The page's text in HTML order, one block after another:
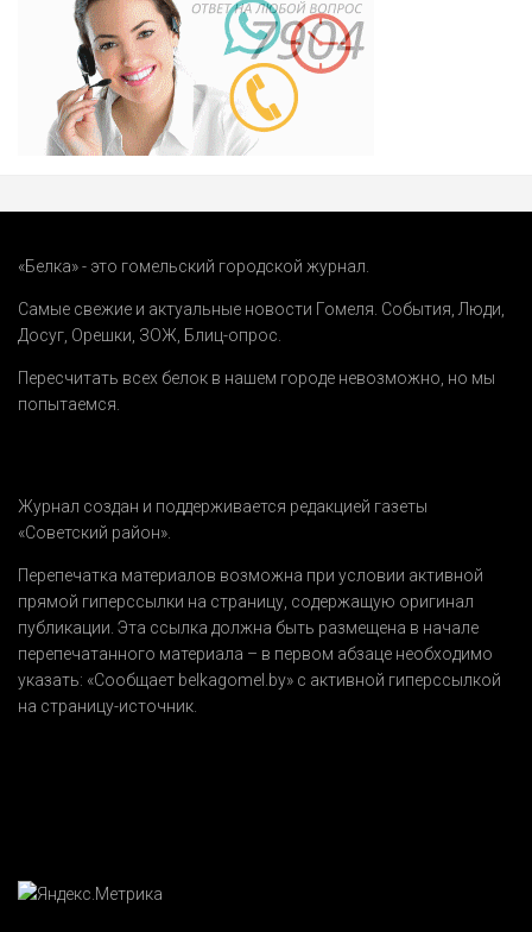
«Белка» - это гомельский городской журнал.
Самые свежие и актуальные новости Гомеля. События,Люди,
Досуг, Орешки, ЗОЖ, Блиц-опрос.
Пересчитать всех белок в нашем городе невозможно, но мы
попытаемся.
Журнал создан и поддерживается редакцией газеты
«Советский район».
Перепечатка материалов возможна при условии активной
прямой гиперссылки на страницу, содержащую оригинал
публикации. Эта ссылка должна быть размещена в начале
перепечатанного материала – в первом абзаце необходимо
указать: «Сообщает belkagomel.by» с активной гиперссылкой
на страницу-источник.